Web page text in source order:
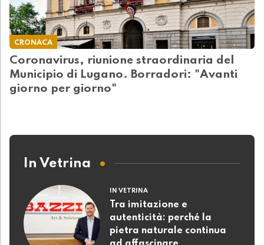
CRONACA
Coronavirus, riunione straordinaria del
Municipio di Lugano. Borradori: "Avanti
giorno per giorno"
In Vetrina
IN VETRINA
Tra imitazione e
autenticità: perché la
pietra naturale continua